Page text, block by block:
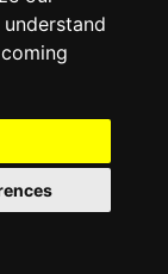
waar
maar al
dit. Tip
een doorn